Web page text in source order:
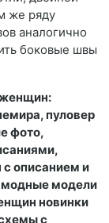
же ряду
аналогично
боковые швы
женщин: